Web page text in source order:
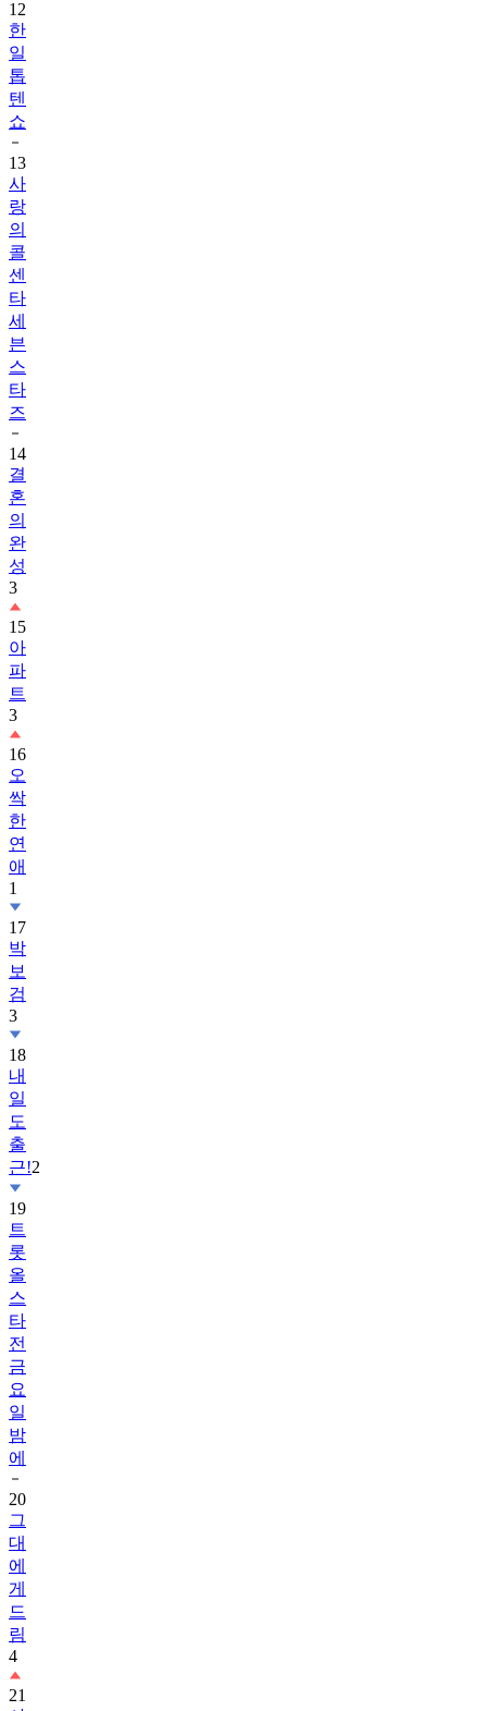
12
한
일
톱
텐
쇼
13
사
랑
의
콜
센
타
세
븐
스
타
즈
14
결
혼
의
완
성
3
15
아
파
트
3
16
오
싹
한
연
애
1
17
박
보
검
3
18
내
일
도
출
근!2
19
트
롯
올
스
타
전
금
요
일
밤
에
20
그
대
에
게
드
림
4
21